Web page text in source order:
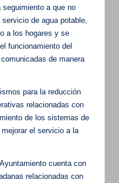
seguimiento a que no
de agua potable,
a los hogares y se
funcionamiento del
de manera
para la reducción
relacionadas con
de los sistemas de
el servicio a la
cuenta con
relacionadas con